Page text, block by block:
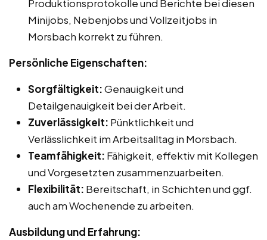
Produktionsprotokolle und Berichte bei diesen
Minijobs, Nebenjobs und Vollzeitjobs in
Morsbach korrekt zu führen.
Persönliche Eigenschaften:
Sorgfältigkeit:Genauigkeit und
Detailgenauigkeit bei der Arbeit.
Zuverlässigkeit: Pünktlichkeit und
Verlässlichkeit im Arbeitsalltag in Morsbach.
Teamfähigkeit: Fähigkeit, effektiv mit Kollegen
und Vorgesetzten zusammenzuarbeiten.
Flexibilität: Bereitschaft, in Schichten und ggf.
auch am Wochenende zu arbeiten.
Ausbildung und Erfahrung: